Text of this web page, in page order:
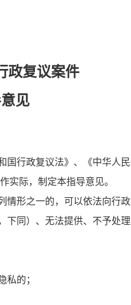
政复议案件
见
行政复议法》、《中华人
实际，制定本指导意见。
形之一的，可以依法向行政
同）、无法提供、不予处
私的；